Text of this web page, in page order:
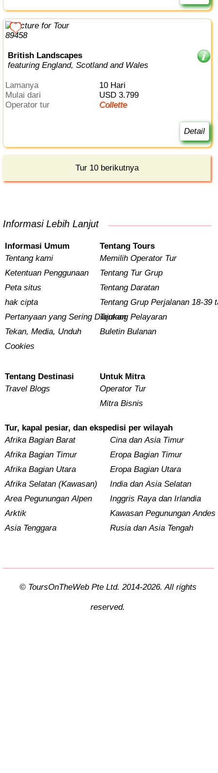
British Landscapes
featuring England, Scotland and Wales
Lamanya
10 Hari
Mulai dari
USD 3.799
Operator tur
Collette
Detail
Tur 10 berikutnya
Informasi Lebih Lanjut
Informasi Umum
Tentang kami
Ketentuan Penggunaan
Peta situs
hak cipta
Pertanyaan yang Sering Diajukan
Tekan, Media, Unduh
Cookies
Tentang Tours
Memilih Operator Tur
Tentang Tur Grup
Tentang Daratan
Tentang Grup Perjalanan 18-39
Tentang Pelayaran
Buletin Bulanan
Tentang Destinasi
Travel Blogs
Untuk Mitra
Operator Tur
Mitra Bisnis
Tur, kapal pesiar, dan ekspedisi per wilayah
Afrika Bagian Barat
Afrika Bagian Timur
Afrika Bagian Utara
Afrika Selatan (Kawasan)
Area Pegunungan Alpen
Arktik
Asia Tenggara
Cina dan Asia Timur
Eropa Bagian Timur
Eropa Bagian Utara
India dan Asia Selatan
Inggris Raya dan Irlandia
Kawasan Pegunungan Andes
Rusia dan Asia Tengah
© ToursOnTheWeb Pte Ltd. 2014-2026. All rights
reserved.